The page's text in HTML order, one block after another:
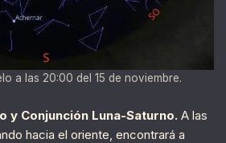
a las 20:00 del 15 de noviembre.
y Conjunción Luna-Saturno. A las
hacia el oriente, encontrará a